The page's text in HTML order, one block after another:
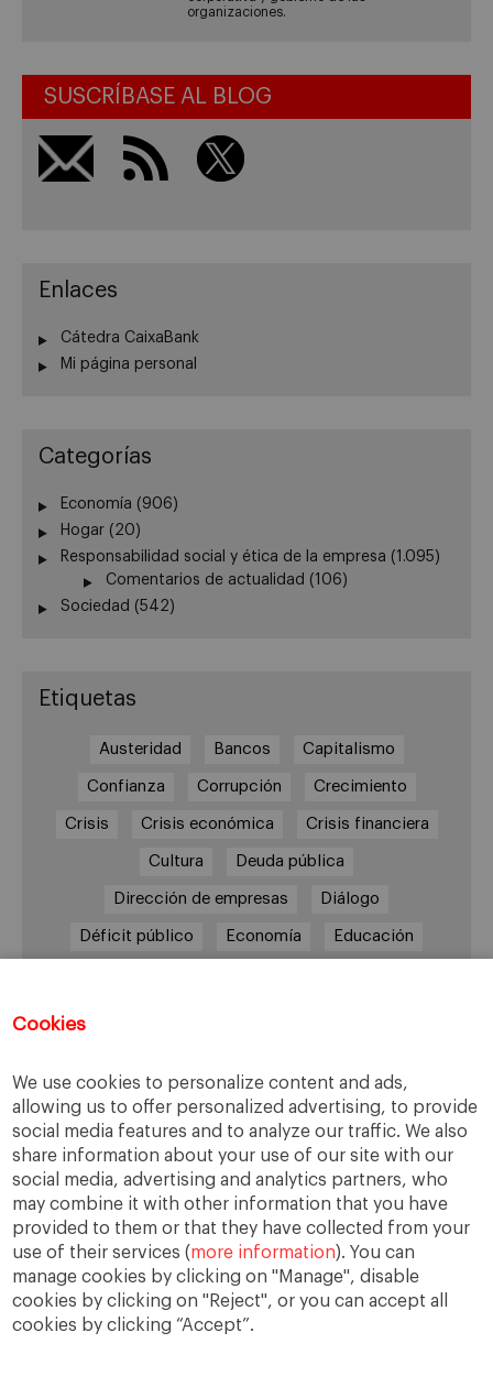
Cookies
We use cookies to personalize content and ads,
allowing us to offer personalized advertising, to provide
social media features and to analyze our traffic. We also
share information about your use of our site with our
social media, advertising and analytics partners, who
may combine it with other information that you have
provided to them or that they have collected from your
use of their services (more information). You can
manage cookies by clicking on "Manage", disable
cookies by clicking on "Reject", or you can accept all
cookies by clicking “Accept”.
organizaciones.
SUSCRÍBASE AL BLOG
Enlaces
Cátedra CaixaBank
Mi página personal
Categorías
Economía (906)
Hogar (20)
Responsabilidad social y ética de la empresa (1.095)
Comentarios de actualidad (106)
Sociedad (542)
Etiquetas
Austeridad Bancos Capitalismo
Confianza Corrupción Crecimiento
Crisis Crisis económica Crisis financiera
Cultura Deuda pública
Dirección de empresas Diálogo
Déficit público Economía Educación
Política Recesión Recuperación
Reforma laboral Reformas responsabilidad
Responsabilidad social RSC RSE
Sindicatos Sistema financiero Sociedad
Sostenibilidad Trabajo Valores Virtudes
Ética Ética de la empresa